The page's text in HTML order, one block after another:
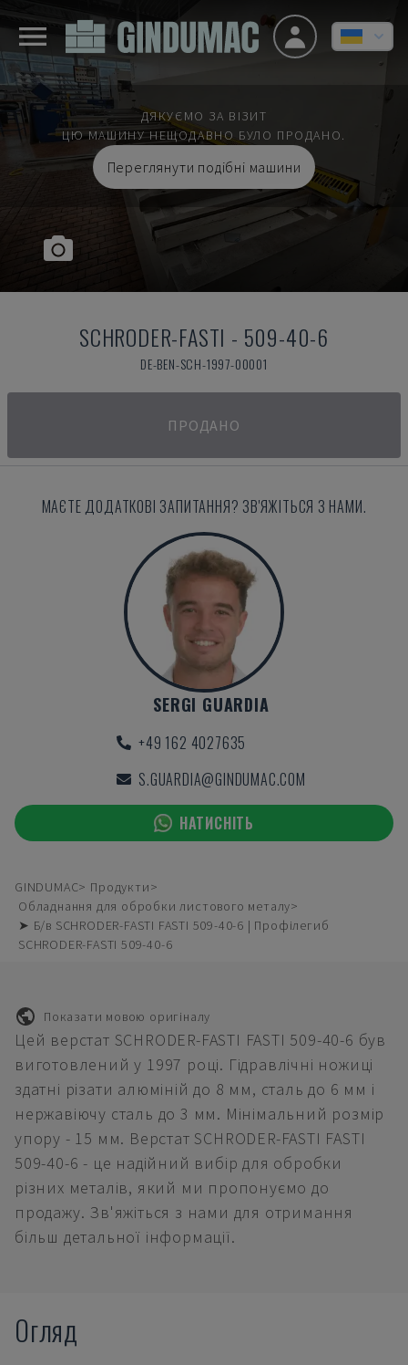
ДЯКУЄМО ЗА ВІЗИТ
ЦЮ МАШИНУ НЕЩОДАВНО БУЛО ПРОДАНО.
Переглянути подібні машини
SCHRODER-FASTI - 509-40-6
DE-BEN-SCH-1997-00001
ПРОДАНО
МАЄТЕ ДОДАТКОВІ ЗАПИТАННЯ? ЗВ'ЯЖІТЬСЯ З НАМИ.
SERGI GUARDIA
+49 162 4027635
S.GUARDIA@GINDUMAC.COM
НАТИСНІТЬ
GINDUMAC
Продукти
Обладнання для обробки листового металу
➤ Б/в SCHRODER-FASTI FASTI 509-40-6 | Профілегиб
SCHRODER-FASTI 509-40-6
Показати мовою оригіналу
Цей верстат SCHRODER-FASTI FASTI 509-40-6 був
виготовлений у 1997 році. Гідравлічні ножиці
здатні різати алюміній до 8 мм, сталь до 6 мм і
нержавіючу сталь до 3 мм. Мінімальний розмір
упору - 15 мм. Верстат SCHRODER-FASTI FASTI
509-40-6 - це надійний вибір для обробки
різних металів, який ми пропонуємо до
продажу. Зв'яжіться з нами для отримання
більш детальної інформації.
Огляд